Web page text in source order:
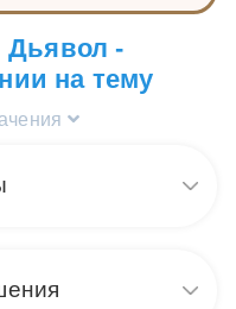
Дьявол -
на тему
в общих вопросах